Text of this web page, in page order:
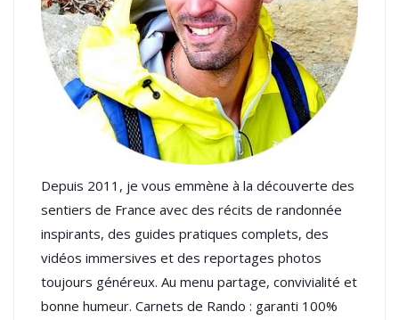
Depuis 2011, je vous emmène à la découverte des
sentiers de France avec des récits de randonnée
inspirants, des guides pratiques complets, des
vidéos immersives et des reportages photos
toujours généreux. Au menu partage, convivialité et
bonne humeur. Carnets de Rando : garanti 100%